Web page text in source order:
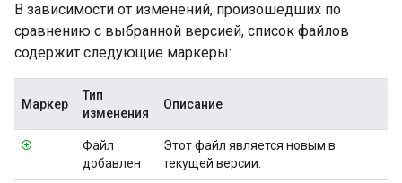
В зависимости от изменений, произошедших по
сравнению с выбранной версией, список файлов
содержит следующие маркеры:
Маркер
Тип
изменения
Описание
Файл
добавлен
Этот файл является новым в
текущей версии.